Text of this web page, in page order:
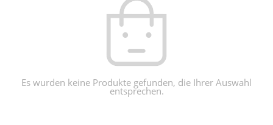
Es wurden keine Produkte gefunden, die Ihrer Auswahl
entsprechen.